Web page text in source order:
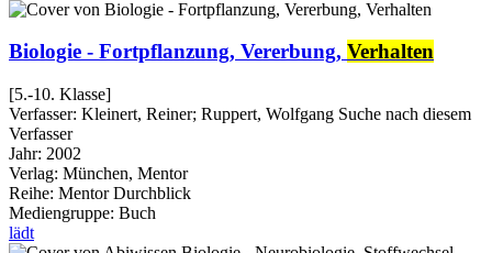
Biologie - Fortpflanzung, Vererbung, Verhalten
[5.-10. Klasse]
Verfasser: Kleinert, Reiner; Ruppert, Wolfgang Suche nach diesem
Verfasser
Jahr: 2002
Verlag: München, Mentor
Reihe: Mentor Durchblick
Mediengruppe: Buch
lädt